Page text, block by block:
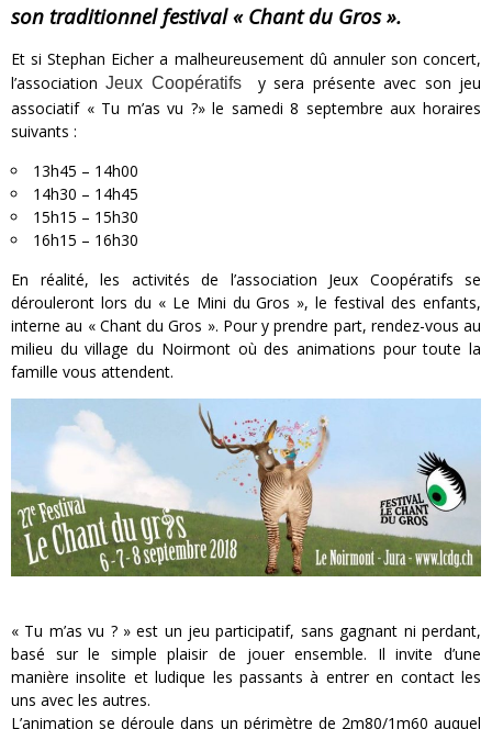
« Le Vent dand les Saules » - Une Belle Histoire !
« Damn Them All » - Un duo de Choc !
son traditionnel festival « Chant du Gros ».
Et si Stephan Eicher a malheureusement dû annuler son concert,
l’associationJeux Coopératifs
y sera présente avec son jeu
associatif « Tu m’as vu ?» le samedi 8 septembre aux horaires
suivants :
13h45 – 14h00
14h30 – 14h45
15h15 – 15h30
16h15 – 16h30
En réalité, les activités de l’association Jeux Coopératifs se
dérouleront lors du « Le Mini du Gros », le festival des enfants,
interne au « Chant du Gros ». Pour y prendre part, rendez-vous au
milieu du village du Noirmont où des animations pour toute la
famille vous attendent.
« Tu m’as vu ? » est un jeu participatif, sans gagnant ni perdant,
basé sur le simple plaisir de jouer ensemble. Il invite d’une
manière insolite et ludique les passants à entrer en contact les
uns avec les autres.
L’animation se déroule dans un périmètre de 2m80/1m60 auquel